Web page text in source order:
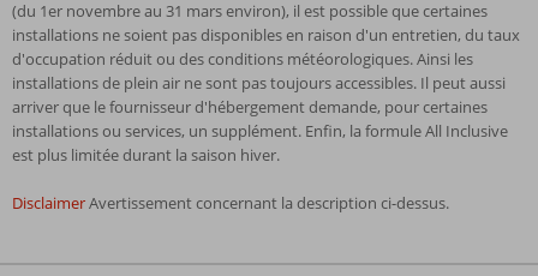
(du 1er novembre au 31 mars environ), il est possible que certaines
installations ne soient pas disponibles en raison d'un entretien, du taux
d'occupation réduit ou des conditions météorologiques. Ainsi les
installations de plein air ne sont pas toujours accessibles. Il peut aussi
arriver que le fournisseur d'hébergement demande, pour certaines
installations ou services, un supplément. Enfin, la formule All Inclusive
est plus limitée durant la saison hiver.
DisclaimerAvertissement concernant la description ci-dessus.